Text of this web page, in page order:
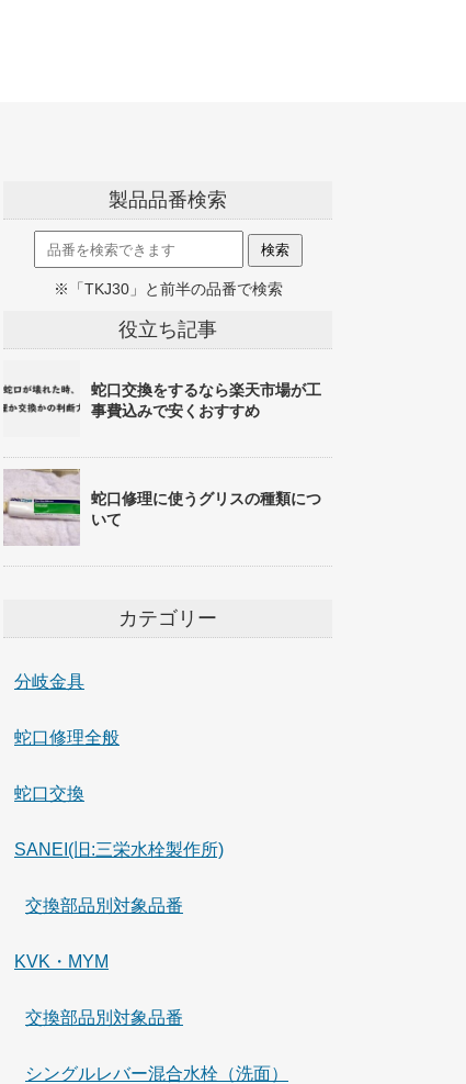
製品品番検索
※「TKJ30」と前半の品番で検索
役立ち記事
蛇口交換をするなら楽天市場が工
事費込みで安くおすすめ
蛇口修理に使うグリスの種類につ
いて
カテゴリー
分岐金具
蛇口修理全般
蛇口交換
SANEI(旧:三栄水栓製作所)
交換部品別対象品番
KVK・MYM
交換部品別対象品番
シングルレバー混合水栓（洗面）